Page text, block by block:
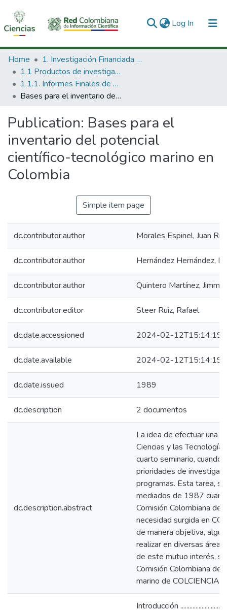
Log In (current)
Communities & Collections
All of DSpace
Statistics
Home
1. Investigación Financiada con Recursos Públicos
1.1 Productos de investigación
1.1.1. Informes Finales de Proyectos de Investigación
Bases para el inventario del potencial científico-tecnológico marino en Colombia
Publication: Bases para el
inventario del potencial
científico-tecnológico marino en
Colombia
Simple item page
dc.contributor.author Morales Espinel, Juan
dc.contributor.author Hernández Hernández,
dc.contributor.author Quintero Martínez, Jimmy
dc.contributor.editor Steer Ruiz, Rafael
dc.date.accessioned 2024-02-12T15:14:19Z
dc.date.available 2024-02-12T15:14:19Z
dc.date.issued 1989
dc.description 2 documentos
dc.description.abstract
La idea de efectuar una
Ciencias y las
cuarto seminario,
prioridades de
programas. Esta tarea,
mediados de 1987
Comisión Colombiana de
necesidad surgida en
de manera objetiva,
realizar en diversas
de este mutuo interés,
Comisión Colombiana de
marino de COLCIENCIAS
Introducción